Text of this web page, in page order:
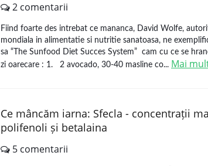
2 comentarii
Fiind foarte des intrebat ce mananca, David Wolfe,
mondiala in alimentatie si nutritie sanatoasa, ne
sa “The Sunfood Diet Succes System” cam cu ce se
zi oarecare : 1. 2 avocado, 30-40 masline co... Mai
Ce mâncăm iarna: Sfecla - concentrații
polifenoli și betalaina
5 comentarii